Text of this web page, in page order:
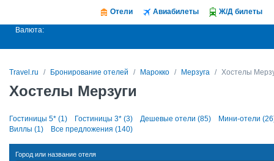
Отели Авиабилеты Ж/Д билеты
Валюта:
Travel.ru Бронирование отелей Марокко Мерзуга Хостелы
Хостелы Мерзуги
Гостиницы 5* (1) Гостиницы 3* (3) Дешевые отели (85)
Мини-отели
Виллы (1)
Все предложения (140)
Город или название отеля